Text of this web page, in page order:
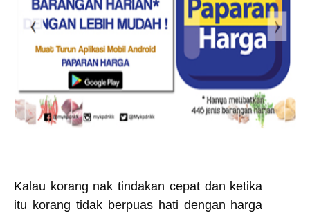
Kalau korang nak tindakan cepat dan ketika
itu korang tidak berpuas hati dengan harga